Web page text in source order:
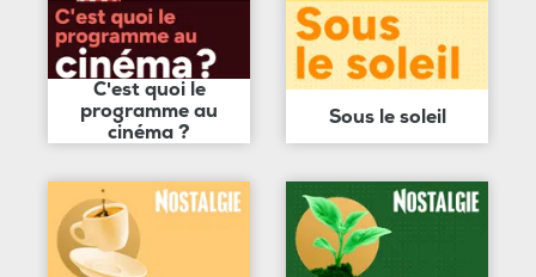
C'est quoi le
programme au
cinéma ?
Sous le soleil